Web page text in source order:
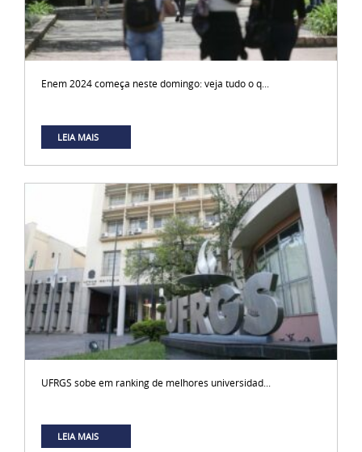
Enem 2024 começa neste domingo: veja tudo o q...
LEIA MAIS
UFRGS sobe em ranking de melhores universidad...
LEIA MAIS